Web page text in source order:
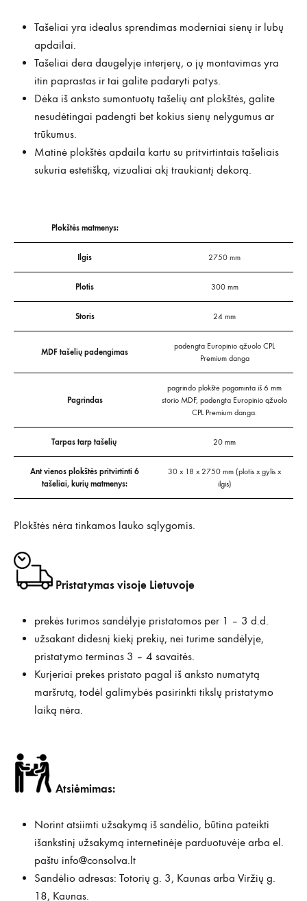
Tašeliai yra idealus sprendimas moderniai sienų ir lubų
apdailai.
Tašeliai dera daugelyje interjerų, o jų montavimas yra
itin paprastas ir tai galite padaryti patys.
Dėka iš anksto sumontuotų tašelių ant plokštės, galite
nesudėtingai padengti bet kokius sienų nelygumus ar
trūkumus.
Matinė plokštės apdaila kartu su pritvirtintais tašeliais
sukuria estetišką, vizualiai akį traukiantį dekorą.
Plokštės matmenys:
Ilgis 2750 mm
Plotis 300 mm
Storis 24 mm
MDF tašelių padengimas
padengta Europinio ąžuolo CPL
Premium danga
Pagrindas
pagrindo plokštė pagaminta iš 6 mm
storio MDF, padengta Europinio ąžuolo
CPL Premium danga.
Tarpas tarp tašelių 20 mm
Ant vienos plokštės pritvirtinti 6
tašeliai, kurių matmenys:
30 x 18 x 2750 mm (plotis x gylis x
ilgis)
Plokštės nėra tinkamos lauko sąlygomis.
Pristatymas visoje Lietuvoje
prekės turimos sandėlyje pristatomos per 1 – 3 d.d.
užsakant didesnį kiekį prekių, nei turime sandėlyje,
pristatymo terminas 3 – 4 savaitės.
Kurjeriai prekes pristato pagal iš anksto numatytą
maršrutą, todėl galimybės pasirinkti tikslų pristatymo
laiką nėra.
Atsiėmimas:
Norint atsiimti užsakymą iš sandėlio, būtina pateikti
išankstinį užsakymą internetinėje parduotuvėje arba el.
paštu info@consolva.lt
Sandėlio adresas: Totorių g. 3, Kaunas arba Viržių g.
18, Kaunas.